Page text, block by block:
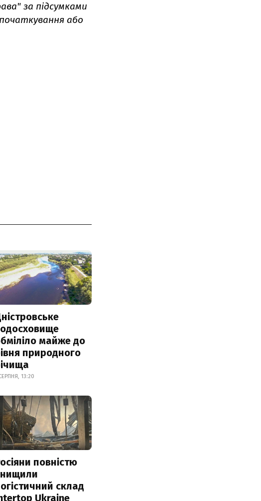
за підсумками
або
майже до
природного
13:20
повністю
склад
Ukraine